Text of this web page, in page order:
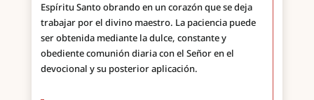
Espíritu Santo obrando en un corazón que se deja
trabajar por el divino maestro. La paciencia puede
ser obtenida mediante la dulce, constante y
obediente comunión diaria con el Señor en el
devocional y su posterior aplicación.